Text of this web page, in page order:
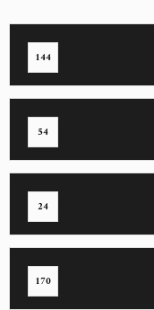
144
54
24
170